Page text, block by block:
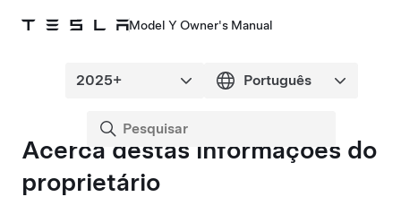
Model Y Owner's Manual
Acerca destas informações do
proprietário